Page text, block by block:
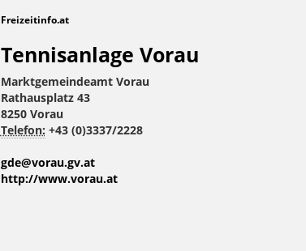
Freizeitinfo.at
Tennisanlage Vorau
Marktgemeindeamt Vorau
Rathausplatz 43
8250 Vorau
Telefon: +43 (0)3337/2228
gde@vorau.gv.at
http://www.vorau.at